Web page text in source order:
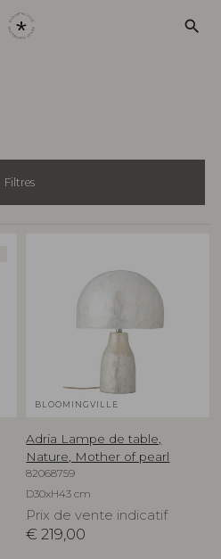
search
Filtres
BLOOMINGVILLE
Adria Lampe de table,
Nature, Mother of pearl
82068759
D30xH43 cm
Prix de vente indicatif
€ 219,00